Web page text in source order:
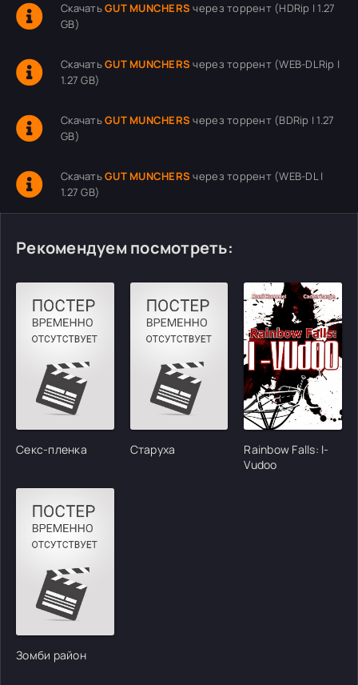
СкачатьGUT MUNCHERS через торрент (HDRip | 1.27
GB)
СкачатьGUT MUNCHERS через торрент (WEB-DLRip |
1.27 GB)
СкачатьGUT MUNCHERS через торрент (BDRip | 1.27
GB)
СкачатьGUT MUNCHERS через торрент (WEB-DL |
1.27 GB)
Рекомендуем посмотреть:
Секс-пленка Старуха
Rainbow Falls: I-
Vudoo
Зомби район